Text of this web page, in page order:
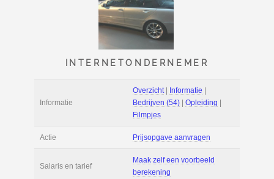
Overzicht